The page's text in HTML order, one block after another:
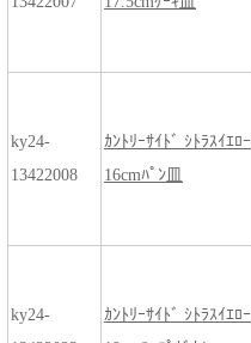
ky24-
13422008
ｶﾝﾄﾘｰｻｲﾄﾞ ｼﾄﾗｽｲｴﾛｰ
16cmﾊﾟﾝ皿
ky24-
ｶﾝﾄﾘｰｻｲﾄﾞ ｼﾄﾗｽｲｴﾛｰ